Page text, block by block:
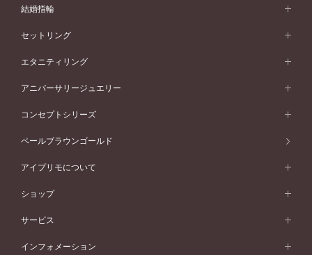
婚約指輪 (エンゲージリング)
婚約指輪一覧
ピンクゴールド
ペールブラウンゴールド
ウェーブライン
V字ライン
ワンサイドメレ
ダブルサイドメレ
シンプル
フェミニン
モード
50万円台～
40万円台～
30万円台～
婚約指輪 人気ランキング
婚約ネックレス
ダイヤモンドシェイプコレクション
結婚指輪
結婚指輪 (マリッジリング)
結婚指輪一覧
ピンクゴールド
ペールブラウンゴールド
ウェーブライン
V字ライン
ワンメレ
セベラルメレ
シンプル
フェミニン
モード
50万円～
40万円～50万円
セットリング
セットリング
セットリング一覧
ピンクゴールド
ペールブラウンゴールド
エタニティリング
エタニティリング
エタニティリング一覧
ピンクゴールド
ペールブラウンゴールド
アニバーサリージュエリー
アニバーサリージュエリー
アニバーサリージュエリー一覧
ファッションリング
ブレスレット
コンセプトシリーズ
コンセプトシリーズ
オリジンビリーフ
エトワル
スワハ
ペールブラウンゴールド
アイプリモについて
アイプリモについて
パーソナルハンド診断
デザインへのこだわり
ショップ
店舗一覧
北海道
サービス
プロポーズサポート
インフォメーション